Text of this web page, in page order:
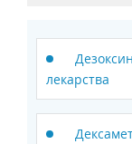
лекарства